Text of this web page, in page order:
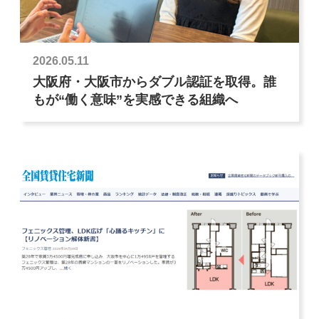
2026.05.11
大阪府・大阪市からダブル認証を取得。誰
もが“働く意味”を実感できる組織へ